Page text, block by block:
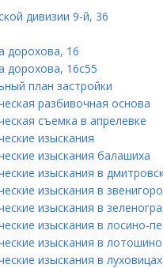
дивизии 9-й, 36
дорохова, 16
дорохова, 16с55
план застройки
разбивочная основа
съемка в апрелевке
изыскания
изыскания балашиха
изыскания в
изыскания в
изыскания в
изыскания в лосино-
изыскания в лотошино
изыскания в луховицах